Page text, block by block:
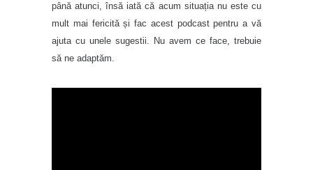
până atunci, însă iată că acum situația nu este cu
mult mai fericită și fac acest podcast pentru a vă
ajuta cu unele sugestii. Nu avem ce face, trebuie
să ne adaptăm.